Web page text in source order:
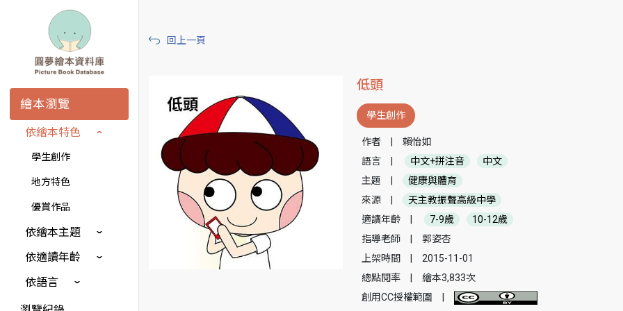
繪本瀏覽
依繪本特色
學生創作
地方特色
優賞作品
依繪本主題
依適讀年齡
依語言
回上一頁
低頭
學生創作
作者
賴怡如
語言
中文+拼注音
中文
主題
健康與體育
來源
天主教振聲高級中學
適讀年齡
7-9歲
10-12歲
指導老師
郭姿杏
上架時間
2015-11-01
總點閱率
繪本3,833次
創用CC授權範圍